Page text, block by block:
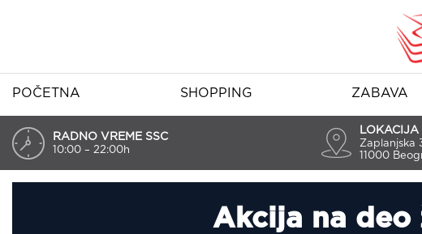
POČETNA SHOPPING ZABAVA
RADNO VREME SSC
10:00 – 22:00h
LOKACIJA
Zaplanjska
11000
Akcija na deo